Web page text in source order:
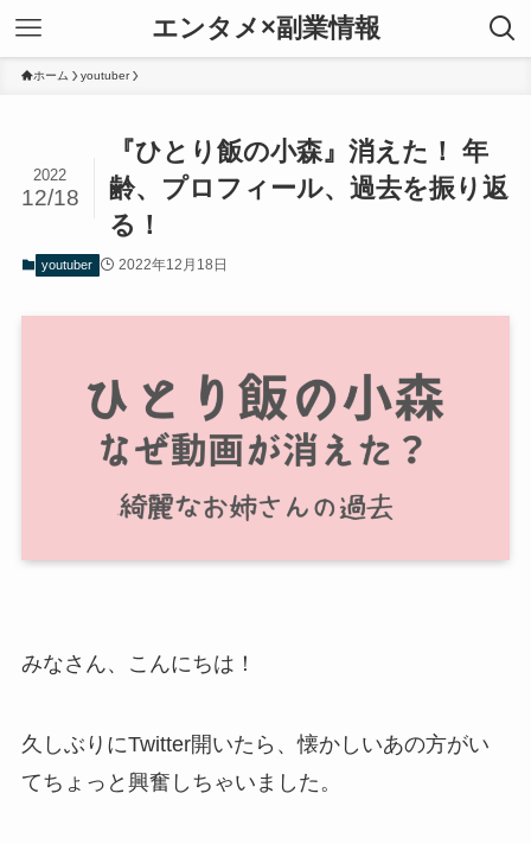
エンタメ×副業情報
ホーム youtuber
『ひとり飯の小森』消えた！ 年
齢、プロフィール、過去を振り返
る！
2022
12/18
youtuber 2022年12月18日
みなさん、こんにちは！
久しぶりにTwitter開いたら、懐かしいあの方がい
てちょっと興奮しちゃいました。